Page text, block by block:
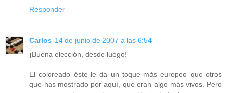
Responder
Carlos 14 de junio de 2007 a las 6:54
¡Buena elección, desde luego!
El coloreado éste le da un toque más europeo que otros
que has mostrado por aquí, que eran algo más vivos. Pero